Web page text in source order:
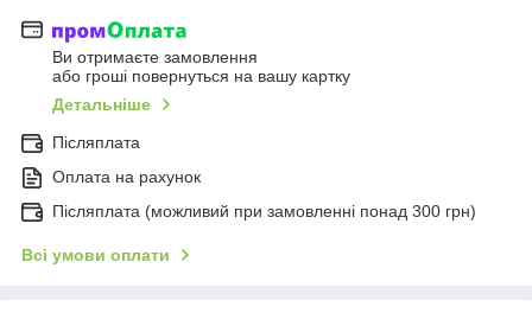
Ви отримаєте замовлення
або гроші повернуться на вашу картку
Детальніше
Післяплата
Оплата на рахунок
Післяплата (можливий при замовленні понад 300 грн)
Всі умови оплати